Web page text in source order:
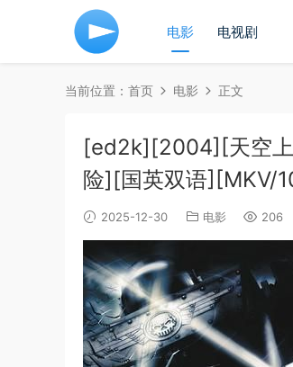
电影 电视剧
当前位置： 首页 电影 正文
[ed2k][2004][天空上
险][国英双语][MKV/
2025-12-30 电影 206